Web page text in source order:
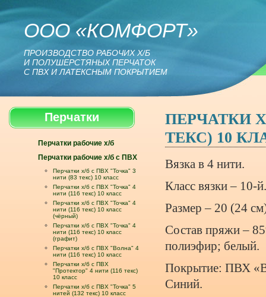
ООО «КОМФОРТ»
ПРОИЗВОДСТВО РАБОЧИХ Х/Б
И ПОЛУШЕРСТЯНЫХ ПЕРЧАТОК
С ПВХ И ЛАТЕКСНЫМ ПОКРЫТИЕМ
Перчатки
Перчатки рабочие х/б
Перчатки рабочие х/б с ПВХ
Перчатки х/б с ПВХ "Точка" 3
нити (83 текс) 10 класс
Перчатки х/б с ПВХ "Точка" 4
нити (116 текс) 10 класс
Перчатки х/б с ПВХ "Точка" 4
нити (116 текс) 10 класс
(чёрный)
Перчатки х/б с ПВХ "Точка" 4
нити (116 текс) 10 класс
(графит)
Перчатки х/б с ПВХ "Волна" 4
нити (116 текс) 10 класс
Перчатки х/б с ПВХ
"Протектор" 4 нити (116 текс)
10 класс
Перчатки х/б с ПВХ "Точка" 5
нитей (132 текс) 10 класс
ПЕРЧАТКИ
ТЕКС) 10
Вязка в 4 нити.
Класс вязки – 10-й.
Размер – 20 (24
Состав пряжи –
полиэфир; белый.
Покрытие: ПВХ
Синий.